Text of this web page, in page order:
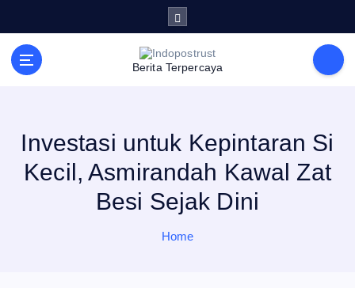
i
Berita Terpercaya
Investasi untuk Kepintaran Si
Kecil, Asmirandah Kawal Zat
Besi Sejak Dini
Home